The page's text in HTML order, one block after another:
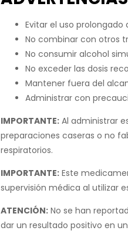
Evitar el uso
No combinar con otros
No consumir alcohol
No exceder las dosis
Mantener fuera del
Administrar con
IMPORTANTE: Al administrar
preparaciones caseras o no
respiratorios.
IMPORTANTE: Este
supervisión médica al utilizar
ATENCIÓN: No se han
dar un resultado positivo en